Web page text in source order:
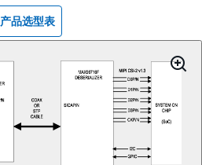
产品选型表